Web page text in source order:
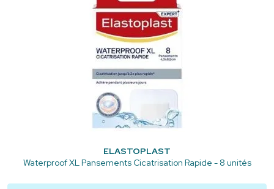
ELASTOPLAST
Waterproof XL Pansements Cicatrisation Rapide - 8 unités